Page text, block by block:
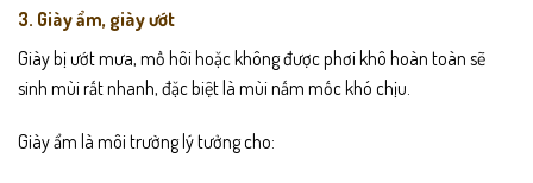
3. Giày ẩm, giày ướt
Giày bị ướt mưa, mồ hôi hoặc không được phơi khô hoàn toàn sẽ
sinh mùi rất nhanh, đặc biệt là mùi nấm mốc khó chịu.
Giày ẩm là môi trường lý tưởng cho: